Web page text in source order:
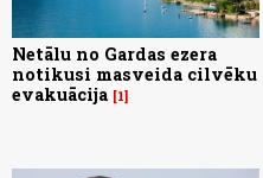
Netālu no Gardas ezera
notikusi masveida cilvēku
evakuācija 1